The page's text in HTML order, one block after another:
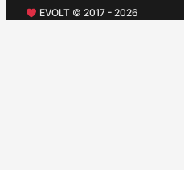
EVOLT © 2017 - 2026